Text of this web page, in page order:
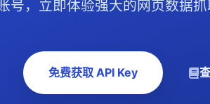
号，立即体验强大的网页数据抓
免费获取 API Key